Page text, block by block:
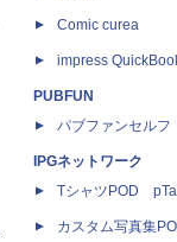
Comic curea
impress
PUBFUN
パブファンセルフ
IPGネットワーク
TシャツPOD
カスタム写真集